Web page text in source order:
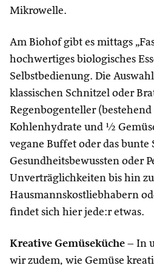
Mikrowelle.
Am Biohof gibt es mittags
hochwertiges biologisches
Selbstbedienung. Die
klassischen Schnitzel oder
Regenbogenteller
Kohlenhydrate und ½
vegane Buffet oder das bunte
Gesundheitsbewussten oder
Unverträglichkeiten bis hin zu
Hausmannskostliebhabern
findet sich hier jede:r etwas.
Kreative Gemüseküche – In
wir zudem, wie Gemüse